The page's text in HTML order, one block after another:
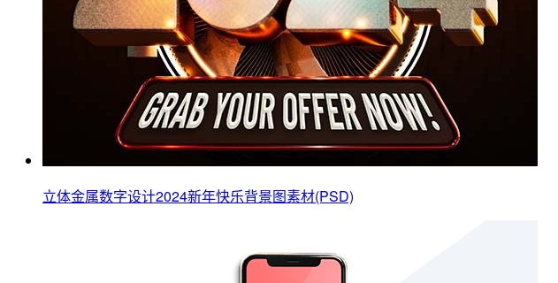
立体金属数字设计2024新年快乐背景图素材(PSD)